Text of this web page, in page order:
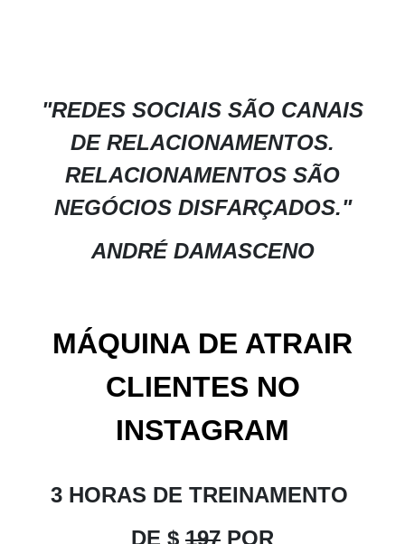
"REDES SOCIAIS SÃO CANAIS
DE RELACIONAMENTOS.
RELACIONAMENTOS SÃO
NEGÓCIOS DISFARÇADOS."
ANDRÉ DAMASCENO
MÁQUINA DE ATRAIR
CLIENTES NO
INSTAGRAM
3 HORAS DE TREINAMENTO
DE $ 197 POR